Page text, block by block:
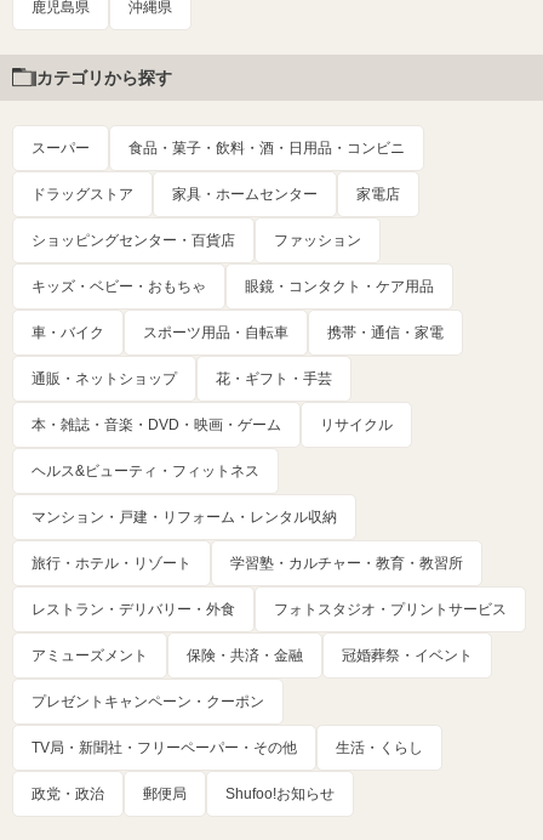
鹿児島県 沖縄県
カテゴリから探す
スーパー 食品・菓子・飲料・酒・日用品・コンビニ
ドラッグストア 家具・ホームセンター 家電店
ショッピングセンター・百貨店 ファッション
キッズ・ベビー・おもちゃ 眼鏡・コンタクト・ケア用品
車・バイク スポーツ用品・自転車 携帯・通信・家電
通販・ネットショップ 花・ギフト・手芸
本・雑誌・音楽・DVD・映画・ゲーム リサイクル
ヘルス&ビューティ・フィットネス
マンション・戸建・リフォーム・レンタル収納
旅行・ホテル・リゾート 学習塾・カルチャー・教育・教習所
レストラン・デリバリー・外食 フォトスタジオ・プリントサービス
アミューズメント 保険・共済・金融 冠婚葬祭・イベント
プレゼントキャンペーン・クーポン
TV局・新聞社・フリーペーパー・その他 生活・くらし
政党・政治 郵便局 Shufoo!お知らせ